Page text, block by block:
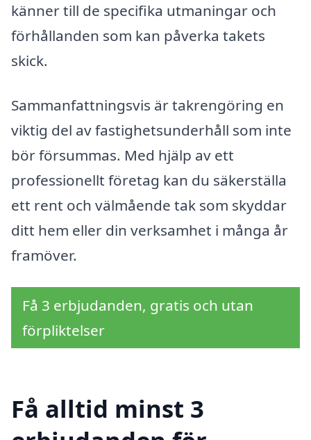
känner till de specifika utmaningar och
förhållanden som kan påverka takets
skick.
Sammanfattningsvis är takrengöring en
viktig del av fastighetsunderhåll som inte
bör försummas. Med hjälp av ett
professionellt företag kan du säkerställa
ett rent och välmående tak som skyddar
ditt hem eller din verksamhet i många år
framöver.
Få 3 erbjudanden, gratis och utan
förpliktelser
Få alltid minst 3